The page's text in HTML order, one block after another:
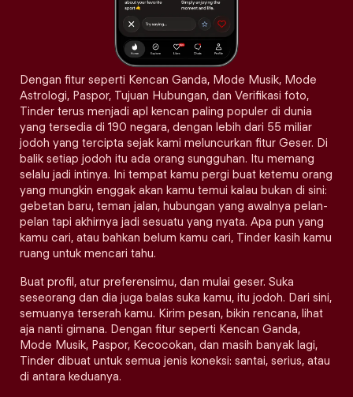
Dengan fitur seperti Kencan Ganda, Mode Musik, Mode
Astrologi, Paspor, Tujuan Hubungan, dan Verifikasi foto,
Tinder terus menjadi apl kencan paling populer di dunia
yang tersedia di 190 negara, dengan lebih dari 55 miliar
jodoh yang tercipta sejak kami meluncurkan fitur Geser. Di
balik setiap jodoh itu ada orang sungguhan. Itu memang
selalu jadi intinya. Ini tempat kamu pergi buat ketemu orang
yang mungkin enggak akan kamu temui kalau bukan di sini:
gebetan baru, teman jalan, hubungan yang awalnya pelan-
pelan tapi akhirnya jadi sesuatu yang nyata. Apa pun yang
kamu cari, atau bahkan belum kamu cari, Tinder kasih kamu
ruang untuk mencari tahu.
Buat profil, atur preferensimu, dan mulai geser. Suka
seseorang dan dia juga balas suka kamu, itu jodoh. Dari sini,
semuanya terserah kamu. Kirim pesan, bikin rencana, lihat
aja nanti gimana. Dengan fitur seperti Kencan Ganda,
Mode Musik, Paspor, Kecocokan, dan masih banyak lagi,
Tinder dibuat untuk semua jenis koneksi: santai, serius, atau
di antara keduanya.